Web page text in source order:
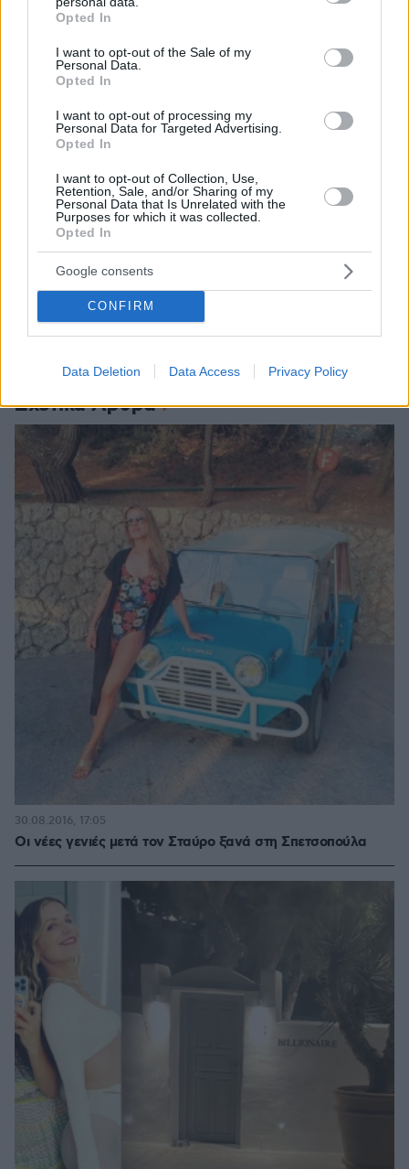
grant or deny consent to Google and its third-party tags to
use your data for below specified purposes in below Google
consent section.
Opted In
I want to opt-out of the Sale of my
Personal Data.
Opted In
I want to opt-out of processing my
Personal Data for Targeted Advertising.
Opted In
I want to opt-out of Collection, Use,
Retention, Sale, and/or Sharing of my
Personal Data that Is Unrelated with the
Purposes for which it was collected.
Opted In
Google consents
CONFIRM
Data Deletion Data Access Privacy Policy
Σχετικά Άρθρα
Οι νέες γενιές μετά τον Σταύρο ξανά στη Σπετσοπούλα
30.08.2016, 17:05
Ακολουθήστε τοprotothema.gr στο Google News
και μάθετε πρώτοι όλες τις ειδήσεις
Δείτε όλες τις τελευταίες
και τον Κόσμο, τη στιγμή που συμβαίνουν, στο